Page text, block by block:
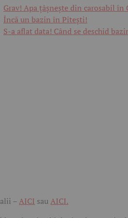
Grav! Apa țâșnește din carosabil în
Încă un bazin în Pitești!
S-a aflat data! Când se deschid
–AICI sau AICI.